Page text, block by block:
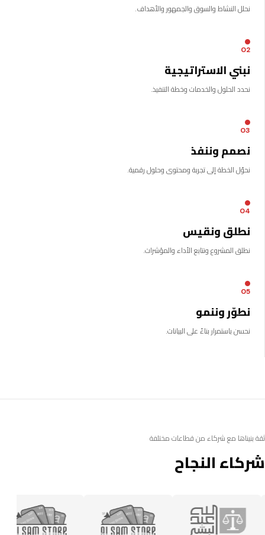
نحلل النشاط والسوق والجمهور والأهداف.
02
نبني الاستراتيجية
نحدد الحلول والخدمات وخطة التنفيذ.
03
نصمم وننفذ
نحوّل الخطة إلى تجربة ومحتوى وحلول رقمية.
04
نطلق ونقيس
نطلق المشروع ونتابع الأداء والمؤشرات.
05
نطوّر وننمو
نحسن باستمرار بناءً على البيانات.
ثقة بنيناها مع شركاء من قطاعات مختلفة
شركاء النجاح